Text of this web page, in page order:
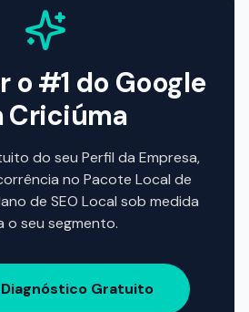
o #1 do Google
Criciúma
do seu Perfil da Empresa,
no Pacote Local de
de SEO Local sob medida
o seu segmento.
Gratuito